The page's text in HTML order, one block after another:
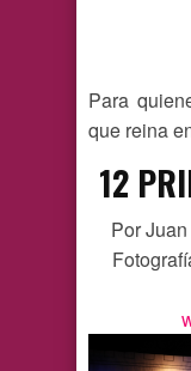
Para
que reina
12
Por